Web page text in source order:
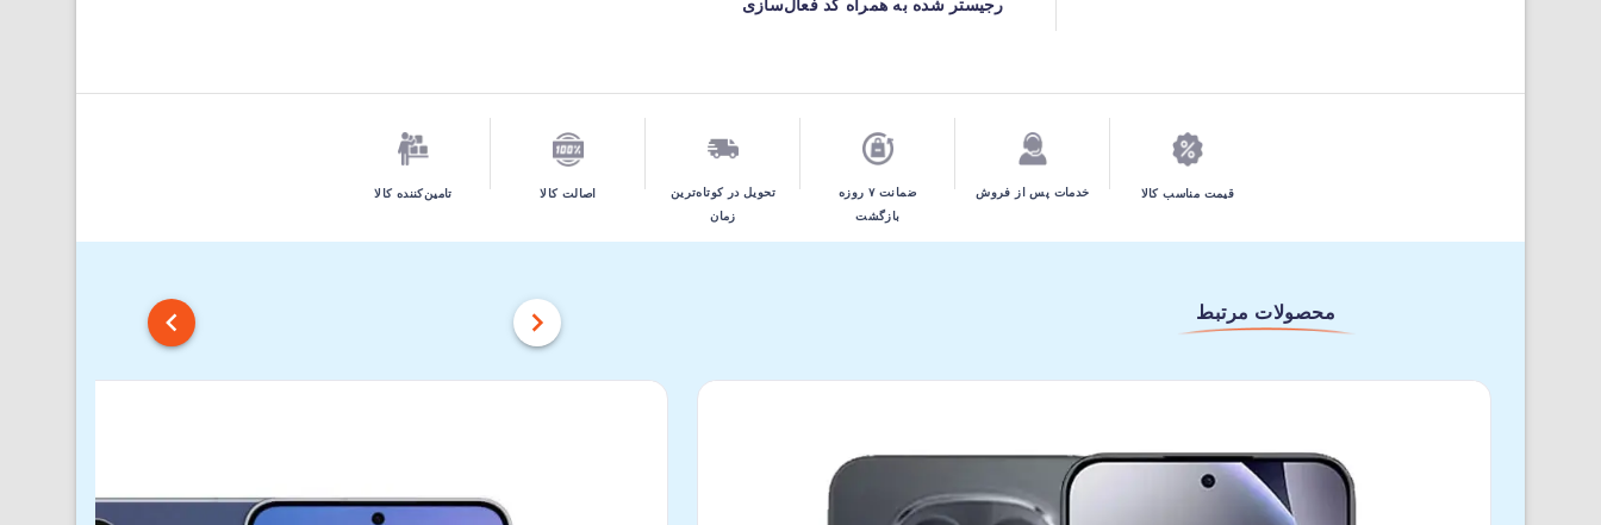
رجیستر شده به همراه کد فعال‌سازی
قیمت مناسب کالا خدمات پس از فروش
ضمانت ۷ روزه
بازگشت
تحویل در کوتاه‌ترین
زمان
اصالت کالا تامین‌کننده کالا
محصولات مرتبط